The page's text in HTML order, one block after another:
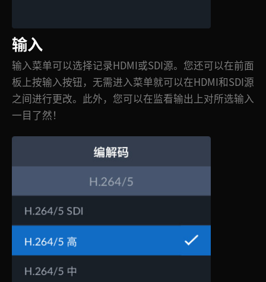
输入
输入菜单可以选择记录HDMI或SDI源。您还可以在前面
板上按输入按钮，无需进入菜单就可以在HDMI和SDI源
之间进行更改。此外，您可以在监看输出上对所选输入
一目了然！